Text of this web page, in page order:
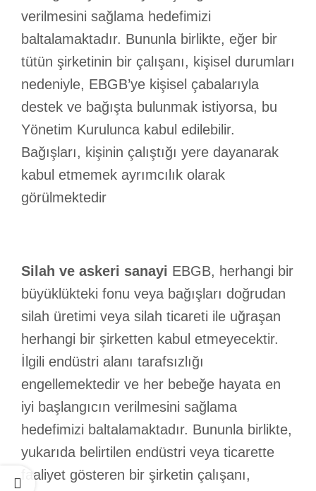
verilmesini sağlama hedefimizi
baltalamaktadır. Bununla birlikte, eğer bir
tütün şirketinin bir çalışanı, kişisel durumları
nedeniyle, EBGB’ye kişisel çabalarıyla
destek ve bağışta bulunmak istiyorsa, bu
Yönetim Kurulunca kabul edilebilir.
Bağışları, kişinin çalıştığı yere dayanarak
kabul etmemek ayrımcılık olarak
görülmektedir
Silah ve askeri sanayi EBGB, herhangi bir
büyüklükteki fonu veya bağışları doğrudan
silah üretimi veya silah ticareti ile uğraşan
herhangi bir şirketten kabul etmeyecektir.
İlgili endüstri alanı tarafsızlığı
engellemektedir ve her bebeğe hayata en
iyi başlangıcın verilmesini sağlama
hedefimizi baltalamaktadır. Bununla birlikte,
yukarıda belirtilen endüstri veya ticarette
faaliyet gösteren bir şirketin çalışanı,